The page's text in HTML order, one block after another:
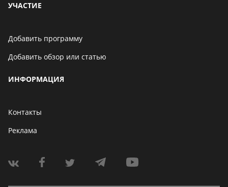
УЧАСТИЕ
Добавить программу
Добавить обзор или статью
ИНФОРМАЦИЯ
Контакты
Реклама